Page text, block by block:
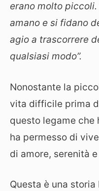
erano molto
amano e si fidano
agio a trascorrere
qualsiasi modo”.
Nonostante la
vita difficile prima
questo legame che
ha permesso di
di amore, serenità
Questa è una